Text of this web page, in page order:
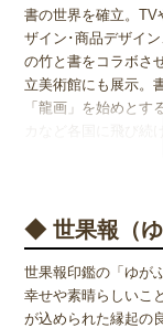
書の世界を確立。
ザイン･商品デザイ
の竹と書をコラボさ
立美術館にも展示。
「龍画」を始めとす
カなど各国に飛び続
の最後の晩餐やグレ
ュこと小西忠禮（た
賛を得る。近年では
らは善隆の書はもち
活用コンサルの要望
◆ 世果報（
世果報印鑑の「ゆが
幸せや素晴らしいこ
が込められた縁起の